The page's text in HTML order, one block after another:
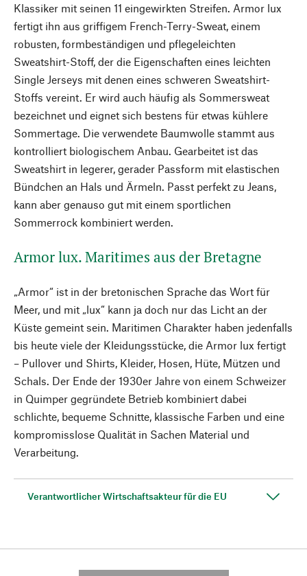
Klassiker mit seinen 11 eingewirkten Streifen. Armor lux
fertigt ihn aus griffigem French-Terry-Sweat, einem
robusten, formbeständigen und pflegeleichten
Sweatshirt-Stoff, der die Eigenschaften eines leichten
Single Jerseys mit denen eines schweren Sweatshirt-
Stoffs vereint. Er wird auch häufig als Sommersweat
bezeichnet und eignet sich bestens für etwas kühlere
Sommertage. Die verwendete Baumwolle stammt aus
kontrolliert biologischem Anbau. Gearbeitet ist das
Sweatshirt in legerer, gerader Passform mit elastischen
Bündchen an Hals und Ärmeln. Passt perfekt zu Jeans,
kann aber genauso gut mit einem sportlichen
Sommerrock kombiniert werden.
Armor lux. Maritimes aus der Bretagne
„Armor“ ist in der bretonischen Sprache das Wort für
Meer, und mit „lux“ kann ja doch nur das Licht an der
Küste gemeint sein. Maritimen Charakter haben jedenfalls
bis heute viele der Kleidungsstücke, die Armor lux fertigt
– Pullover und Shirts, Kleider, Hosen, Hüte, Mützen und
Schals. Der Ende der 1930er Jahre von einem Schweizer
in Quimper gegründete Betrieb kombiniert dabei
schlichte, bequeme Schnitte, klassische Farben und eine
kompromisslose Qualität in Sachen Material und
Verarbeitung.
Verantwortlicher Wirtschaftsakteur für die EU